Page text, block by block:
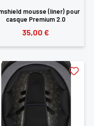
mousse (liner) pour
casque Premium 2.0
35,00 €